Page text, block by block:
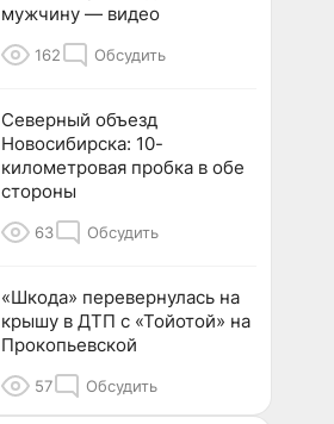
мужчину — видео
162 Обсудить
Северный объезд
Новосибирска: 10-
километровая пробка в обе
стороны
63 Обсудить
«Шкода» перевернулась на
крышу в ДТП с «Тойотой» на
Прокопьевской
57 Обсудить